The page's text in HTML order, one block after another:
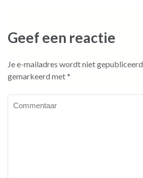
Geef een reactie
Je e-mailadres wordt niet gepubliceerd.
gemarkeerd met*